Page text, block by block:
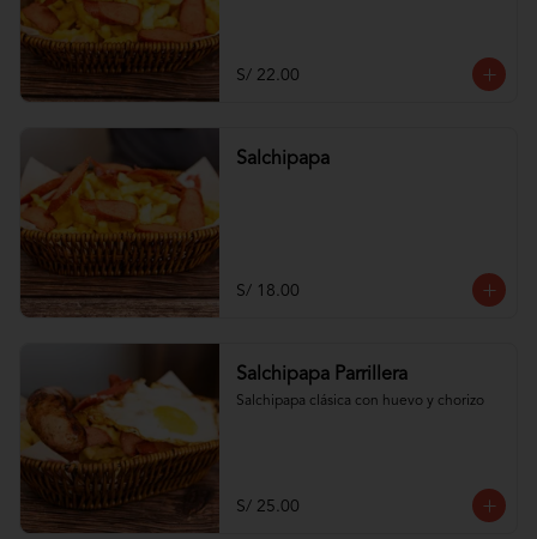
S/ 22.00
Salchipapa
S/ 18.00
Salchipapa Parrillera
Salchipapa clásica con huevo y chorizo
S/ 25.00